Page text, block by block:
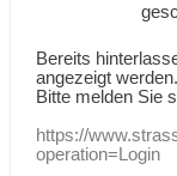
Bereits
angezeigt werden.
Bitte melden Sie
https://
operation=Login